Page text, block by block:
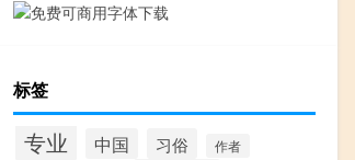
标签
专业 中国 习俗 作者